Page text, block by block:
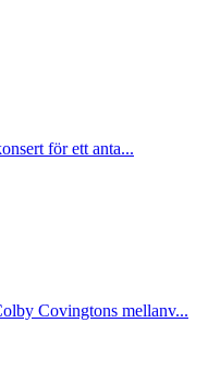
för ett anta...
Covingtons mellanv...